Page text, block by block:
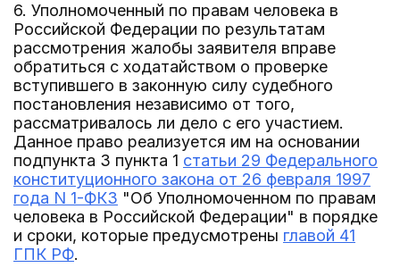
6. Уполномоченный по правам человека в
Российской Федерации по результатам
рассмотрения жалобы заявителя вправе
обратиться с ходатайством о проверке
вступившего в законную силу судебного
постановления независимо от того,
рассматривалось ли дело с его участием.
Данное право реализуется им на основании
подпункта 3 пункта 1 статьи 29 Федерального
конституционного закона от 26 февраля 1997
года N 1-ФКЗ "Об Уполномоченном по правам
человека в Российской Федерации" в порядке
и сроки, которые предусмотрены главой 41
ГПК РФ.